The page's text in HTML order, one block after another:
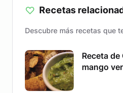
Recetas
Descubre más recetas que
Receta
mango